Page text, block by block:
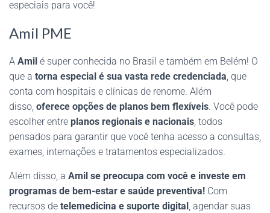
especiais para você!
Amil PME
A Amil é super conhecida no Brasil e também em Belém! O
que a torna especial é sua vasta rede credenciada, que
conta com hospitais e clínicas de renome. Além
disso, oferece opções de planos bem flexíveis. Você pode
escolher entre planos regionais e nacionais, todos
pensados para garantir que você tenha acesso a consultas,
exames, internações e tratamentos especializados.
Além disso, a Amil se preocupa com você e investe em
programas de bem-estar e saúde preventiva! Com
recursos de telemedicina e suporte digital , agendar suas